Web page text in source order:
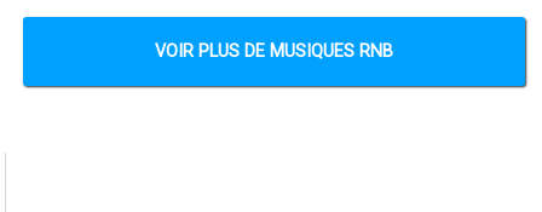
VOIR PLUS DE MUSIQUES RNB